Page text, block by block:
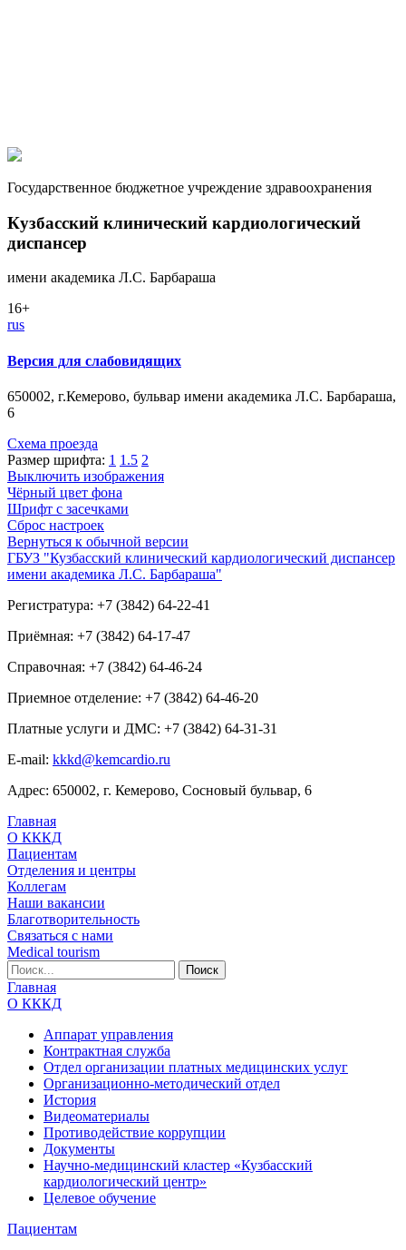
Государственное бюджетное учреждение здравоохранения
Кузбасский клинический кардиологический
диспансер
имени академика Л.С. Барбараша
16+
rus
Версия для слабовидящих
650002, г.Кемерово, бульвар имени академика Л.С. Барбараша,
6
Схема проезда
Размер шрифта: 1 1.5 2
Выключить изображения
Чёрный цвет фона
Шрифт с засечками
Сброс настроек
Вернуться к обычной версии
ГБУЗ "Кузбасский клинический кардиологический диспансер
имени академика Л.С. Барбараша"
Регистратура: +7 (3842) 64-22-41
Приёмная: +7 (3842) 64-17-47
Справочная: +7 (3842) 64-46-24
Приемное отделение: +7 (3842) 64-46-20
Платные услуги и ДМС: +7 (3842) 64-31-31
E-mail: kkkd@kemcardio.ru
Адрес: 650002, г. Кемерово, Сосновый бульвар, 6
Главная
О КККД
Пациентам
Отделения и центры
Коллегам
Наши вакансии
Благотворительность
Связаться с нами
Medical tourism
Главная
О КККД
Аппарат управления
Контрактная служба
Отдел организации платных медицинских услуг
Организационно-методический отдел
История
Видеоматериалы
Противодействие коррупции
Документы
Научно-медицинский кластер «Кузбасский
кардиологический центр»
Целевое обучение
Пациентам